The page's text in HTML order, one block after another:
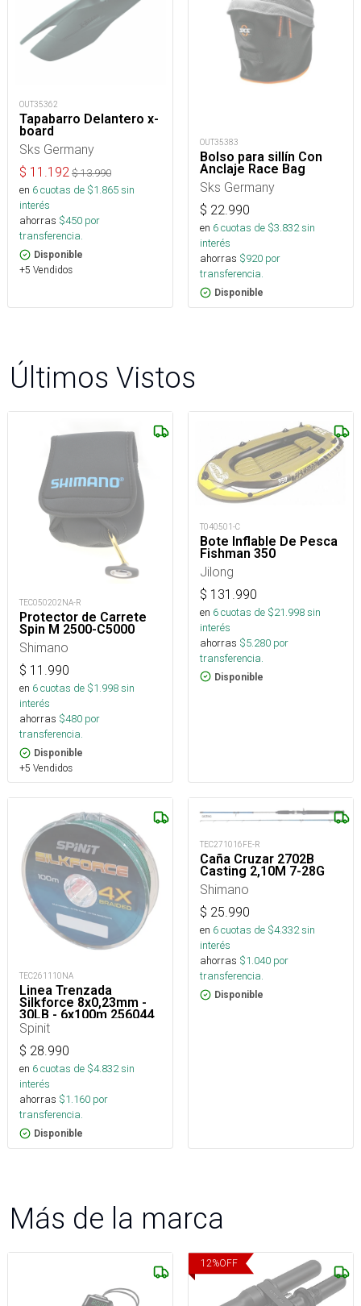
OUT35362
Tapabarro Delantero x-
board
Sks Germany
$ 11.192 $13.990
en 6cuotas de $1.865sin
interés
ahorras $450 por
transferencia.
Disponible
+5 Vendidos
OUT35383
Bolso para sillín Con
Anclaje Race Bag
Sks Germany
$ 22.990
en 6cuotas de $3.832sin
interés
ahorras $920 por
transferencia.
Disponible
Últimos Vistos
TEC050202NA-R
Protector de Carrete
Spin M 2500-C5000
Shimano
$ 11.990
en 6cuotas de $1.998sin
interés
ahorras $480 por
transferencia.
Disponible
+5 Vendidos
T040501-C
Bote Inflable De Pesca
Fishman 350
Jilong
$ 131.990
en 6cuotas de $21.998sin
interés
ahorras $5.280 por
transferencia.
Disponible
TEC261110NA
Linea Trenzada
Silkforce 8x0,23mm -
30LB - 6x100m 256044
Spinit
$ 28.990
en 6cuotas de $4.832sin
interés
ahorras $1.160 por
transferencia.
Disponible
TEC271016FE-R
Caña Cruzar 2702B
Casting 2,10M 7-28G
Shimano
$ 25.990
en 6cuotas de $4.332sin
interés
ahorras $1.040 por
transferencia.
Disponible
Más de la marca
12%OFF